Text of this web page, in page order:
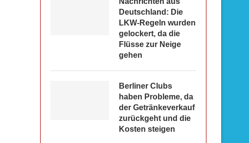
Deutschland: Die
LKW-Regeln wurden
gelockert, da die
Flüsse zur Neige
gehen
Berliner Clubs
haben Probleme, da
der Getränkeverkauf
zurückgeht und die
Kosten steigen